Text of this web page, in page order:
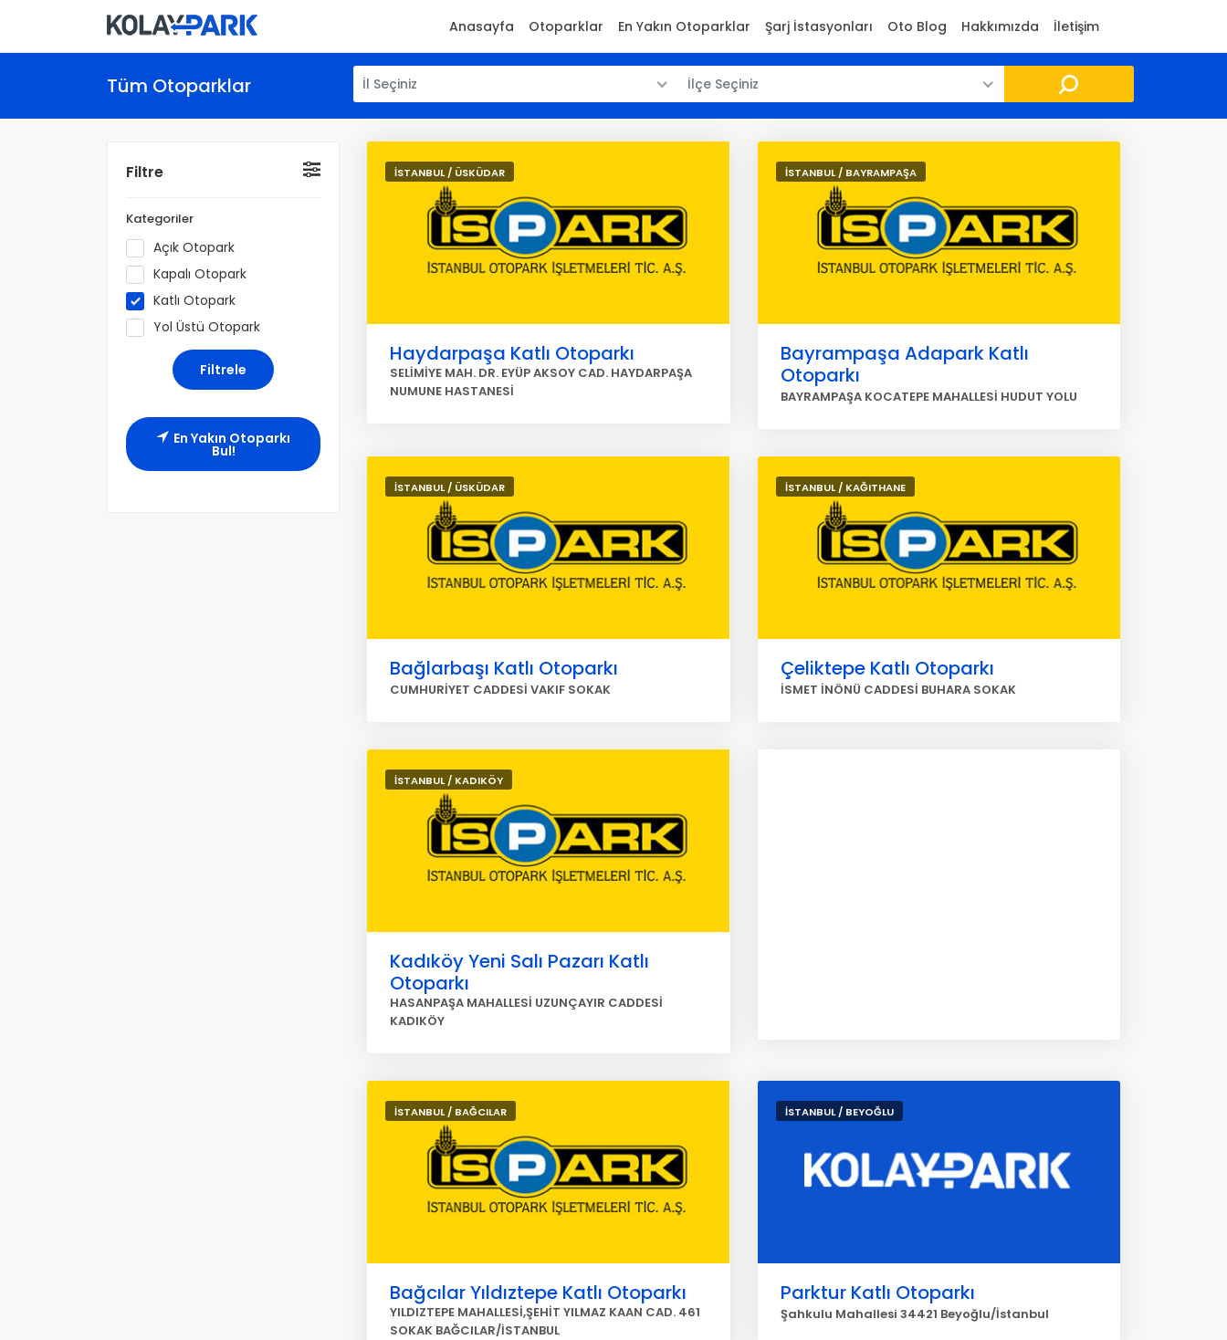
Anasayfa Otoparklar En Yakın Otoparklar Şarj İstasyonları Oto Blog Hakkımızda İletişim
Tüm Otoparklar İl Seçiniz İlçe Seçiniz
Filtre
Kategoriler
Açık Otopark
Kapalı Otopark
Katlı Otopark
Yol Üstü Otopark
En Yakın Otoparkı
Bul!
İSTANBUL / ÜSKÜDAR
Haydarpaşa Katlı Otoparkı
SELİMİYE MAH. DR. EYÜP AKSOY CAD. HAYDARPAŞA
NUMUNE HASTANESİ
İSTANBUL / BAYRAMPAŞA
Bayrampaşa Adapark Katlı
Otoparkı
BAYRAMPAŞA KOCATEPE MAHALLESİ HUDUT YOLU
İSTANBUL / ÜSKÜDAR
Bağlarbaşı Katlı Otoparkı
CUMHURİYET CADDESİ VAKIF SOKAK
İSTANBUL / KAĞITHANE
Çeliktepe Katlı Otoparkı
İSMET İNÖNÜ CADDESİ BUHARA SOKAK
İSTANBUL / KADIKÖY
Kadıköy Yeni Salı Pazarı Katlı
Otoparkı
HASANPAŞA MAHALLESİ UZUNÇAYIR CADDESİ
KADIKÖY
İSTANBUL / BAĞCILAR
Bağcılar Yıldıztepe Katlı Otoparkı
YILDIZTEPE MAHALLESİ,ŞEHİT YILMAZ KAAN CAD. 461
SOKAK BAĞCILAR/İSTANBUL
İSTANBUL / BEYOĞLU
Parktur Katlı Otoparkı
Şahkulu Mahallesi 34421 Beyoğlu/İstanbul